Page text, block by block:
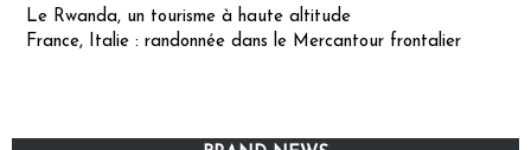
Le Rwanda, un tourisme à haute altitude
France, Italie : randonnée dans le Mercantour frontalier